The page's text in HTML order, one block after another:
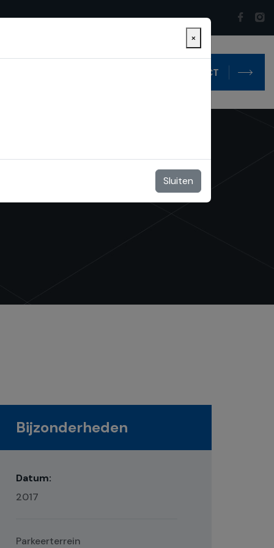
CONTACT
Bijzonderheden
Datum:
2017
Parkeerterrein
×
Sluiten